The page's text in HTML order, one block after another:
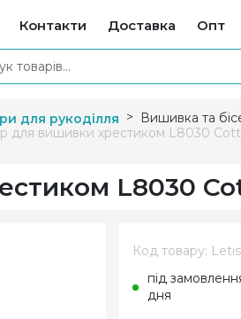
Контакти Доставка Опт
для рукоділля Вишивка та
для вишивки хрестиком L8030
L8030
Код товару:
під
дня